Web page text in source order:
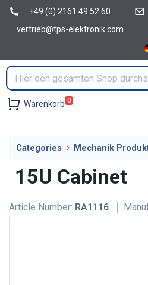
+49 (0) 2161 49 52 60
vertrieb@tps-elektronik.com
Warenkorb 0
Categories Mechanik
15U Cabinet
Article Number: RA1116